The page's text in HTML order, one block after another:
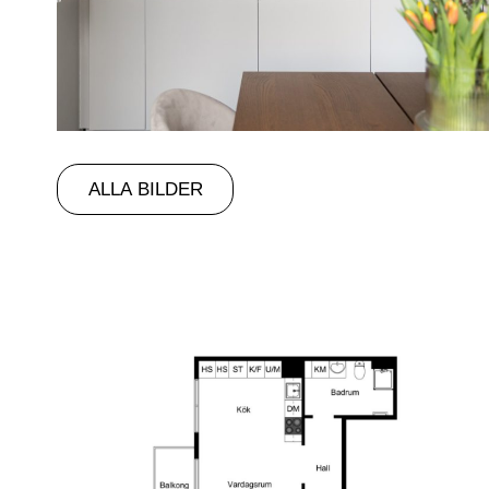
ALLA BILDER